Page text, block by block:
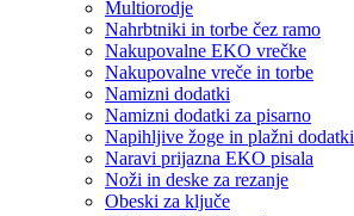
Multiorodje
Nahrbtniki in torbe čez ramo
Nakupovalne EKO vrečke
Nakupovalne vreče in torbe
Namizni dodatki
Namizni dodatki za pisarno
Napihljive žoge in plažni dodatki
Naravi prijazna EKO pisala
Noži in deske za rezanje
Obeski za ključe